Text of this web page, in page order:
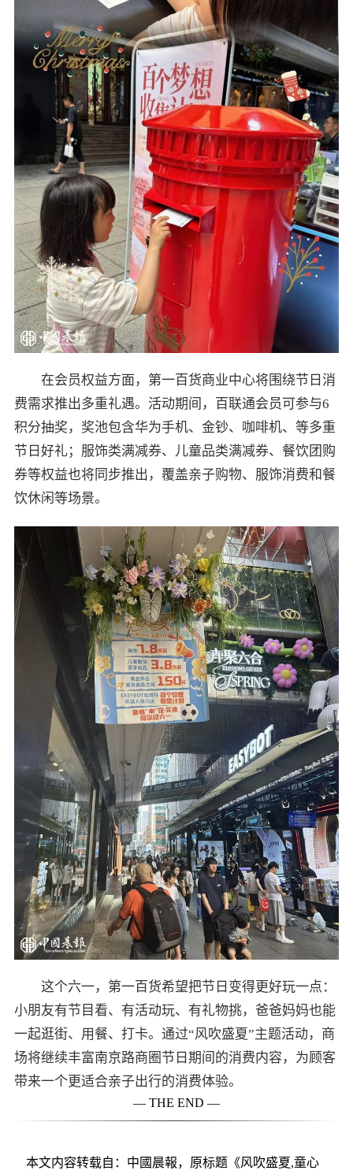
在会员权益方面，第一百货商业中心将围绕节日消
费需求推出多重礼遇。活动期间，百联通会员可参与6
积分抽奖，奖池包含华为手机、金钞、咖啡机、等多重
节日好礼；服饰类满减券、儿童品类满减券、餐饮团购
券等权益也将同步推出，覆盖亲子购物、服饰消费和餐
饮休闲等场景。
这个六一，第一百货希望把节日变得更好玩一点：
小朋友有节目看、有活动玩、有礼物挑，爸爸妈妈也能
一起逛街、用餐、打卡。通过“风吹盛夏”主题活动，商
场将继续丰富南京路商圈节日期间的消费内容，为顾客
带来一个更适合亲子出行的消费体验。
— THE END —
本文内容转载自：中國晨報，原标题《风吹盛夏,童心